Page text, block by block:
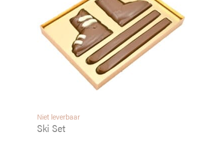
Niet leverbaar
Ski Set